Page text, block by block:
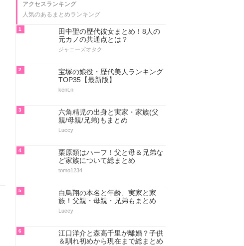
アクセスランキング
人気のあるまとめランキング
1
田中聖の歴代彼女まとめ！8人の
元カノの共通点とは？
ジャニーズオタク
2
宝塚の娘役・歴代美人ランキング
TOP35【最新版】
kent.n
3
六角精児の出身と実家・家族(父
親/母親/兄弟)もまとめ
Luccy
4
栗原類はハーフ！父と母＆兄弟な
ど家族について総まとめ
tomo1234
5
白鳥翔の本名と年齢、実家と家
族！父親・母親・兄弟もまとめ
Luccy
6
江口洋介と森高千里が離婚？子供
＆馴れ初めから現在まで総まとめ